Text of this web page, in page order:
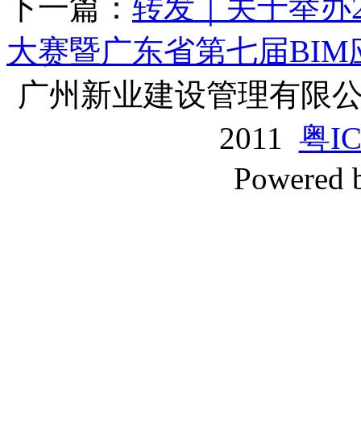
下一篇： 转发｜关于举
大赛暨广东省第七届BIM
广州新业建设管理有限
2011 粤
Powered